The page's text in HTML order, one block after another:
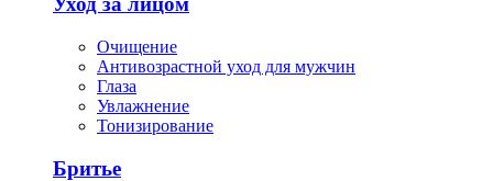
Очищение
Антивозрастной уход для мужчин
Глаза
Увлажнение
Тонизирование
Бритье